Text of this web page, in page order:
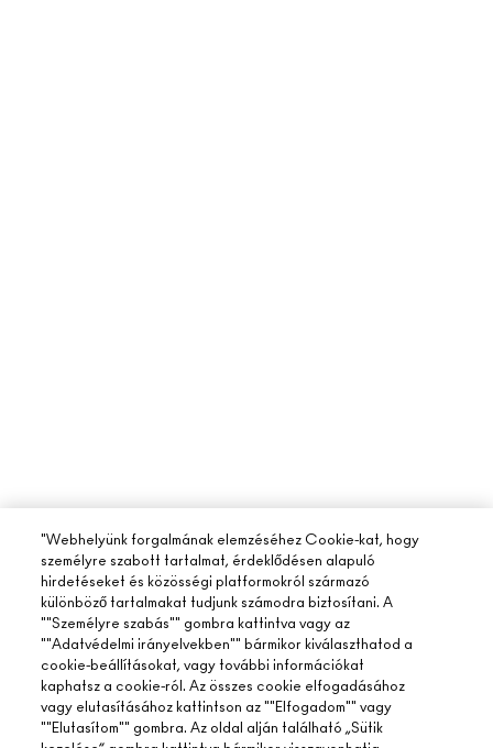
"Webhelyünk forgalmának elemzéséhez Cookie-kat, hogy
személyre szabott tartalmat, érdeklődésen alapuló
hirdetéseket és közösségi platformokról származó
különböző tartalmakat tudjunk számodra biztosítani. A
""Személyre szabás"" gombra kattintva vagy az
""Adatvédelmi irányelvekben"" bármikor kiválaszthatod a
cookie-beállításokat, vagy további információkat
kaphatsz a cookie-ról. Az összes cookie elfogadásához
vagy elutasításához kattintson az ""Elfogadom"" vagy
""Elutasítom"" gombra. Az oldal alján található „Sütik